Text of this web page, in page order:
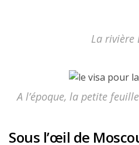
La rivière
A l’époque, la petite
Sous l’œil de